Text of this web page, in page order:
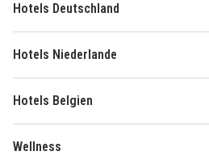
Hotels Deutschland
Hotels Niederlande
Hotels Belgien
Wellness